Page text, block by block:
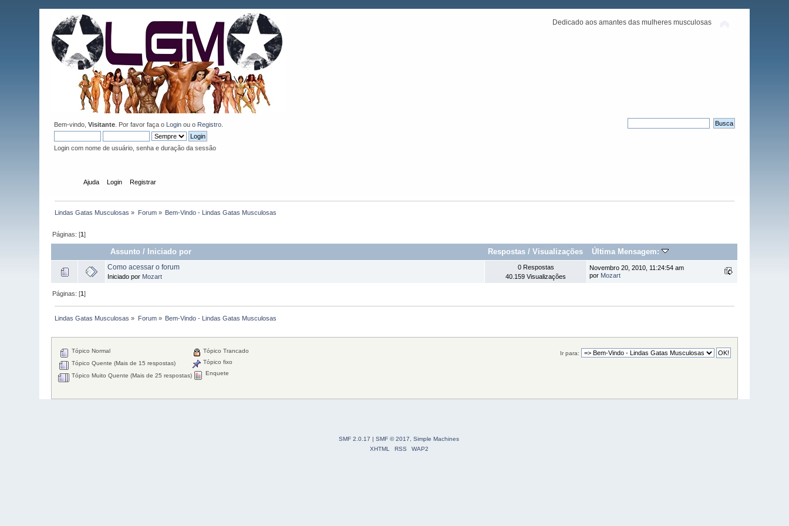
Dedicado aos amantes das mulheres musculosas
Bem-vindo,Visitante . Por favor faça o Login ou o Registro
Login com nome de usuário, senha e duração da sessão
Ajuda Login Registrar
Lindas Gatas Musculosas » Forum» Bem-Vindo - Lindas Gatas Musculosas
Páginas: [1]
Assunto / Iniciado por Respostas /Visualizações Última Mensagem:
Como acessar o forum
Iniciado por Mozart
0 Respostas
40.159 Visualizações
Novembro 20, 2010, 11:24:54 am
por Mozart
Páginas: [1]
Lindas Gatas Musculosas » Forum» Bem-Vindo - Lindas Gatas Musculosas
Ir para:
Tópico Normal
Tópico Quente (Mais de 15 respostas)
Tópico Muito Quente (Mais de 25 respostas)
Tópico Trancado
Tópico fixo
Enquete
SMF 2.0.17 | SMF © 2017, Simple Machines
XHTML
RSS WAP2